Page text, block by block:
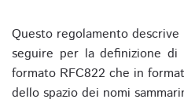
Questo regolamento
seguire per la definizione
formato RFC822 che in
dello spazio dei nomi